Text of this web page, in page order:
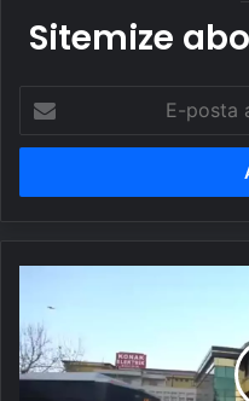
Sitemize
posta
adresinizi
Parti
Lideri'nden
Kayyum
Eleştirisi